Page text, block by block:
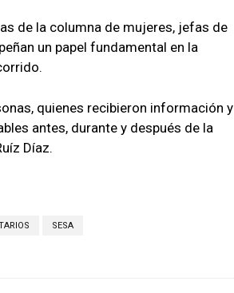
de la columna de mujeres, jefas de
un papel fundamental en la
quienes recibieron información y
antes, durante y después de la
Díaz.
SESA